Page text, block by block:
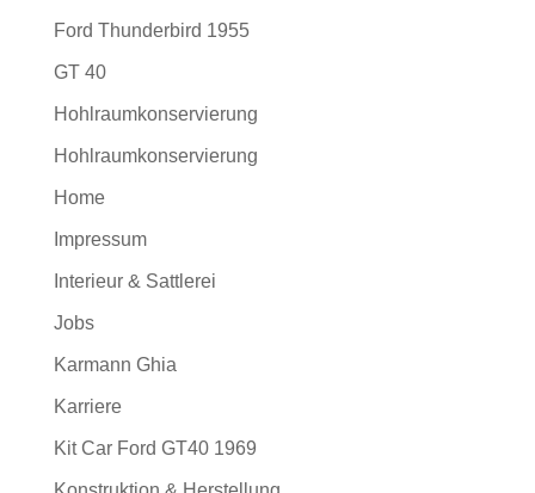
Ford Thunderbird 1955
GT 40
Hohlraumkonservierung
Hohlraumkonservierung
Home
Impressum
Interieur & Sattlerei
Jobs
Karmann Ghia
Karriere
Kit Car Ford GT40 1969